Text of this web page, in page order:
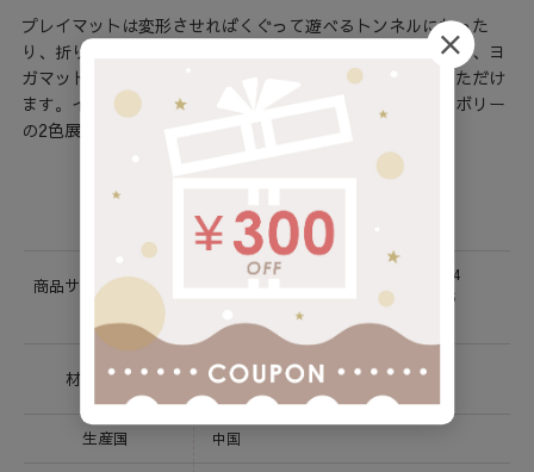
プレイマットは変形させればくぐって遊べるトンネルになった
り、折り返して簡易ソファにも。ベビーやキッズだけでなく、ヨ
ガマットやペット用になど、家族みんなで幅広くご使用いただけ
ます。インテリアに合うシンプルなカラーはグレーとアイボリー
の2色展開です。
商品詳細
商品サイズ(cm) / 重
使用時：たて 140 × よこ 200 × 厚み 4
収納時：たて140 × よこ 50 × 厚み 16
重さ ：約5.6kg
材質 / 素材
本体カバー： ポリウレタン
本体クッション：ポリエチレン
生産国 中国